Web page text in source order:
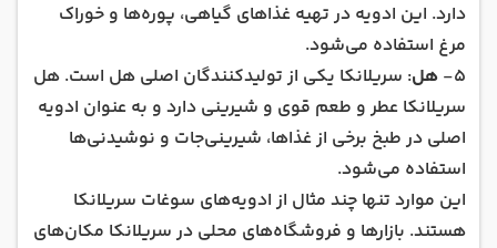
دارد. این ادویه در تهیه غذاهای گیاهی، پوره‌ها و خوراک
مرغ استفاده می‌شود.
۵- هل: سریلانکا یکی از تولیدکنندگان اصلی هل است. هل
سریلانکا عطر و طعم قوی و شیرینی دارد و به عنوان ادویه
اصلی در طبخ برخی از غذاها، شیرینی‌جات و نوشیدنی‌ها
استفاده می‌شود.
این موارد تنها چند مثال از ادویه‌های سوغات سریلانکا
هستند. بازارها و فروشگاه‌های محلی در سریلانکا مکان‌های